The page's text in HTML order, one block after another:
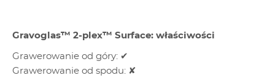
Gravoglas™ 2-plex™ Surface: właściwości
Grawerowanie od góry: ✔
Grawerowanie od spodu: ✘